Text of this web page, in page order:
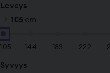
Leveys
105 cm
105 144 183 222
Syvyys